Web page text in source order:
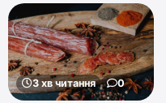
3 хв читання 0